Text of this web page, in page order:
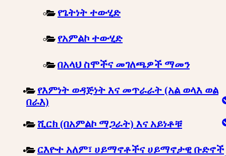
የጌትነት ተውሂድ
የአምልኮ ተውሂድ
በአላህ ስሞችና መገለጫዎች ማመን
የእምነት ወዳጅነት እና መጥራራት (አል ወላእ ወል
በራእ)
ሺርክ (በአምልኮ ማጋራት) እና አይነቶቹ
ርእዮተ አለም፣ ሀይማኖቶችና ሀይማኖታዊ ቡድኖች